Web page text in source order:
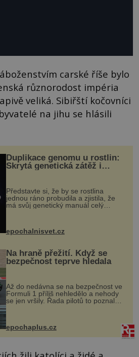
carské říše bylo
různorodost impéria
veliká. Sibiřští kočovníci
na jihu se hlásili
Duplikace genomu u rostlin:
Skrytá genetická zátěž i
Představte si, že by se rostlina
jednou ráno probudila a zjistila, že
má svůj genetický manuál celý
vstupenka...
epochalnisvet.cz
Na hraně přežití. Když se
bezpečnost teprve hledala
Až do nedávna se na bezpečnost ve
Formuli 1 příliš nehledělo a nehody
se jen vršily. Řada pilotů to poznala
na vlastní kůži, často s trvalými
následky nebo bohužel i ztrátou
života. Dnes nepochopiteln...
epochaplus.cz